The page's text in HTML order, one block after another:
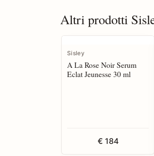
Altri prodotti
Sisley
A La Rose Noir Serum
Eclat Jeunesse 30 ml
€ 184